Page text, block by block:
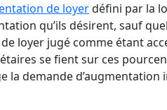
de loyerdéfini par la
qu’ils désirent, sauf
loyer jugé comme étant
se fient sur ces
la demande